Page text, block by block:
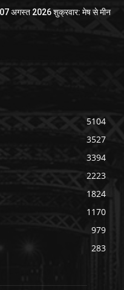
अगस्त 2026 शुक्रवार: मेष से मीन
5104
3527
3394
2223
1824
1170
979
283